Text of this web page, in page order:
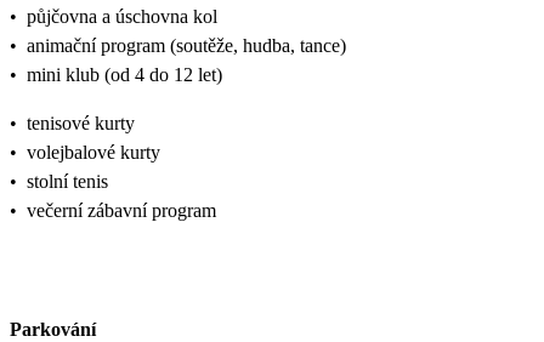
• půjčovna a úschovna kol
• animační program (soutěže, hudba, tance)
• mini klub (od 4 do 12 let)
• tenisové kurty
• volejbalové kurty
• stolní tenis
• večerní zábavní program
Parkování